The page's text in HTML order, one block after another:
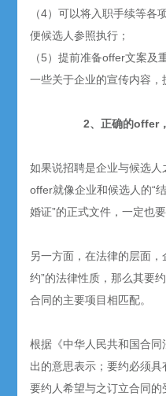
（4）可以将入职手续等各
便候选人参照执行；
（5）提前准备offer文案
一些关于企业的宣传内容，
2、正确的offer
如果说招聘是企业与候选人
offer就像企业和候选人的“
婚证”的正式文件，一定也
另一方面，在法律的层面
约”的法律性质，那么其要
合同的主要项目相匹配。
根据《中华人民共和国合
出的意思表示；要约必须
要约人希望与之订立合同